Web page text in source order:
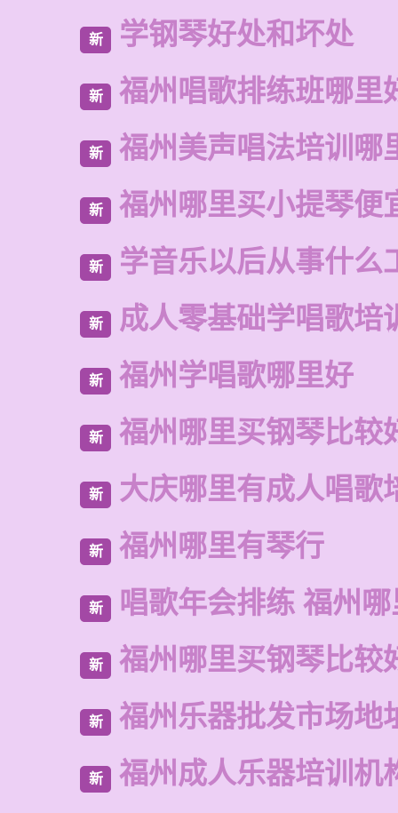
新 学钢琴好处和坏处
新 福州唱歌排练班哪里
新 福州美声唱法培训哪
新 福州哪里买小提琴便
新 学音乐以后从事什么
新 成人零基础学唱歌培
新 福州学唱歌哪里好
新 福州哪里买钢琴比较
新 大庆哪里有成人唱歌
新 福州哪里有琴行
新 唱歌年会排练 福州
新 福州哪里买钢琴比较
新 福州乐器批发市场地
新 福州成人乐器培训机